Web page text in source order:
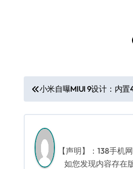
文
章
导
航
小米自曝MIUI 9设计：内
【声明】：138手机
如您发现内容存在